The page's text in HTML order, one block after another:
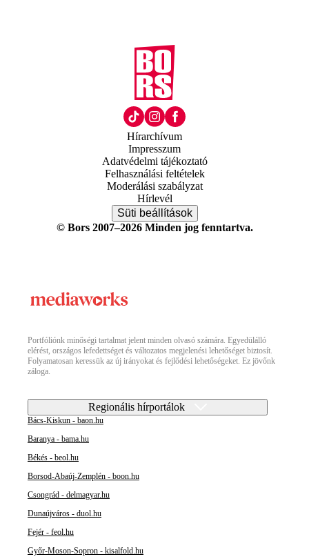
Hírarchívum
Impresszum
Adatvédelmi tájékoztató
Felhasználási feltételek
Moderálási szabályzat
Hírlevél
Süti beállítások
© Bors 2007–2026 Minden jog fenntartva.
Portfóliónk minőségi tartalmat jelent minden olvasó számára. Egyedülálló
elérést, országos lefedettséget és változatos megjelenési lehetőséget biztosít.
Folyamatosan keressük az új irányokat és fejlődési lehetőségeket. Ez jövőnk
záloga.
Regionális hírportálok
Bács-Kiskun - baon.hu
Baranya - bama.hu
Békés - beol.hu
Borsod-Abaúj-Zemplén - boon.hu
Csongrád - delmagyar.hu
Dunaújváros - duol.hu
Fejér - feol.hu
Győr-Moson-Sopron - kisalfold.hu